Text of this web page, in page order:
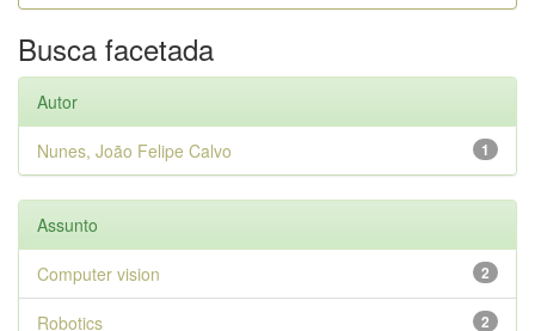
Busca facetada
Autor
1
Nunes, João Felipe Calvo
Assunto
2
Computer vision
2
Robotics